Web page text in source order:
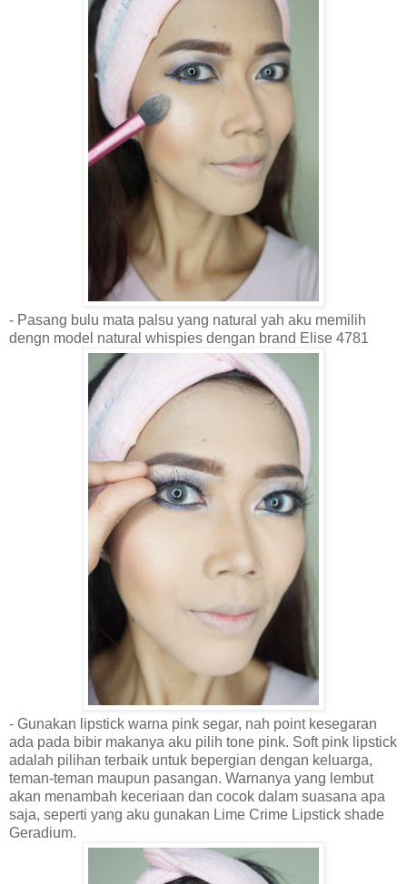
- Pasang bulu mata palsu yang natural yah aku memilih
dengn model natural whispies dengan brand Elise 4781
- Gunakan lipstick warna pink segar, nah point kesegaran
ada pada bibir makanya aku pilih tone pink. Soft pink lipstick
adalah pilihan terbaik untuk bepergian dengan keluarga,
teman-teman maupun pasangan. Warnanya yang lembut
akan menambah keceriaan dan cocok dalam suasana apa
saja, seperti yang aku gunakan Lime Crime Lipstick shade
Geradium.